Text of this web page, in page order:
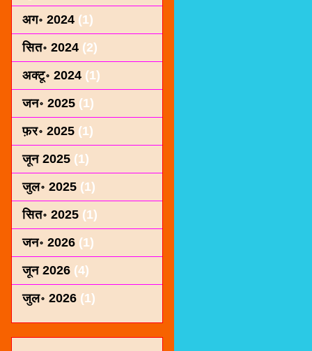
अग॰ 2024 (1)
सित॰ 2024 (2)
अक्टू॰ 2024 (1)
जन॰ 2025 (1)
फ़र॰ 2025 (1)
जून 2025 (1)
जुल॰ 2025 (1)
सित॰ 2025 (1)
जन॰ 2026 (1)
जून 2026 (4)
जुल॰ 2026 (1)